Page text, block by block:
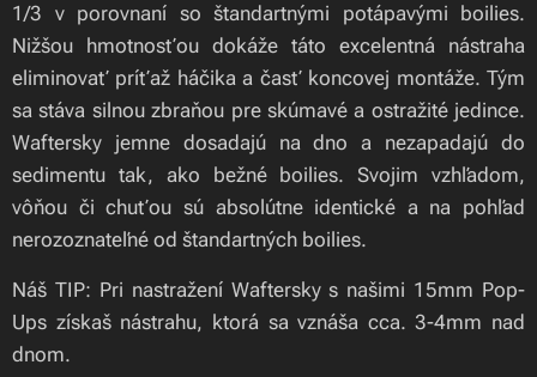
1/3 v porovnaní so štandartnými potápavými boilies.
Nižšou hmotnosťou dokáže táto excelentná nástraha
eliminovať príťaž háčika a časť koncovej montáže. Tým
sa stáva silnou zbraňou pre skúmavé a ostražité jedince.
Waftersky jemne dosadajú na dno a nezapadajú do
sedimentu tak, ako bežné boilies. Svojim vzhľadom,
vôňou či chuťou sú absolútne identické a na pohľad
nerozoznateľné od štandartných boilies.
Náš TIP: Pri nastražení Waftersky s našimi 15mm Pop-
Ups získaš nástrahu, ktorá sa vznáša cca. 3-4mm nad
dnom.